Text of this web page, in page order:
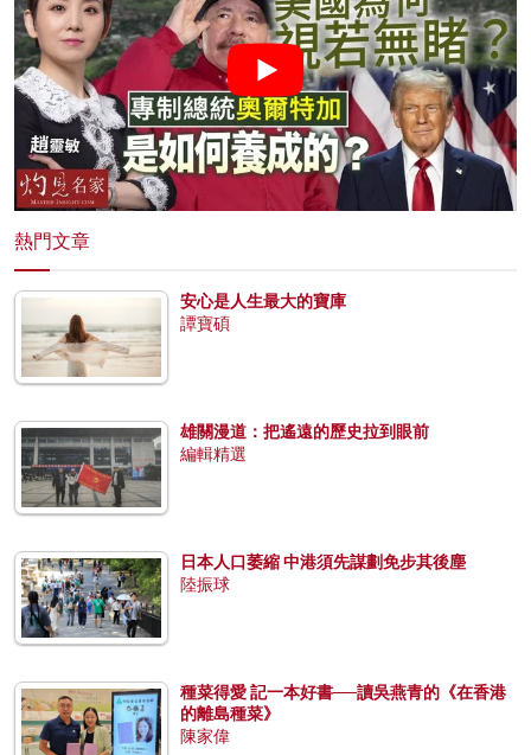
熱門文章
安心是人生最大的寶庫
譚寶碩
雄關漫道：把遙遠的歷史拉到眼前
編輯精選
日本人口萎縮 中港須先謀劃免步其後塵
陸振球
種菜得愛 記一本好書──讀吳燕青的《在香港
的離島種菜》
陳家偉